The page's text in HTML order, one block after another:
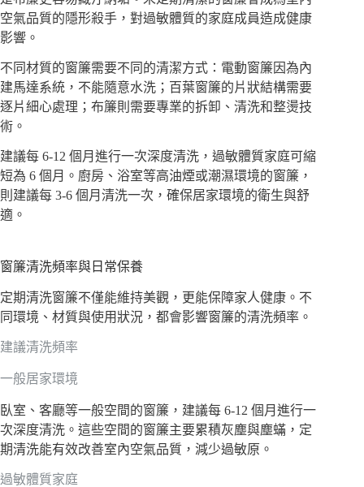
空氣品質的隱形殺手，對過敏體質的家庭成員造成健康
影響。
不同材質的窗簾需要不同的清潔方式：電動窗簾因為內
建馬達系統，不能隨意水洗；百葉窗簾的片狀結構需要
逐片細心處理；布簾則需要專業的拆卸、清洗和整燙技
術。
建議每 6-12 個月進行一次深度清洗，過敏體質家庭可縮
短為 6 個月。廚房、浴室等高油煙或潮濕環境的窗簾，
則建議每 3-6 個月清洗一次，確保居家環境的衛生與舒
適。
窗簾清洗頻率與日常保養
定期清洗窗簾不僅能維持美觀，更能保障家人健康。不
同環境、材質與使用狀況，都會影響窗簾的清洗頻率。
建議清洗頻率
一般居家環境
臥室、客廳等一般空間的窗簾，建議每 6-12 個月進行一
次深度清洗。這些空間的窗簾主要累積灰塵與塵蟎，定
期清洗能有效改善室內空氣品質，減少過敏原。
過敏體質家庭